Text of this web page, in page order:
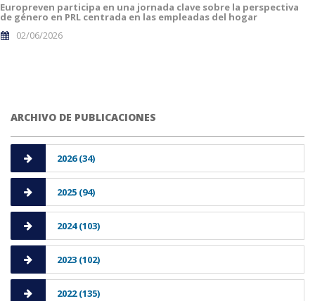
Europreven participa en una jornada clave sobre la perspectiva
de género en PRL centrada en las empleadas del hogar
02/06/2026
ARCHIVO DE PUBLICACIONES
2026 (34)
2025 (94)
2024 (103)
2023 (102)
2022 (135)